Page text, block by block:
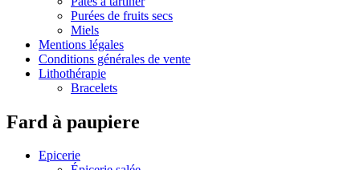
Purées de fruits secs
Miels
Mentions légales
Conditions générales de vente
Lithothérapie
Bracelets
Fard à paupiere
Epicerie